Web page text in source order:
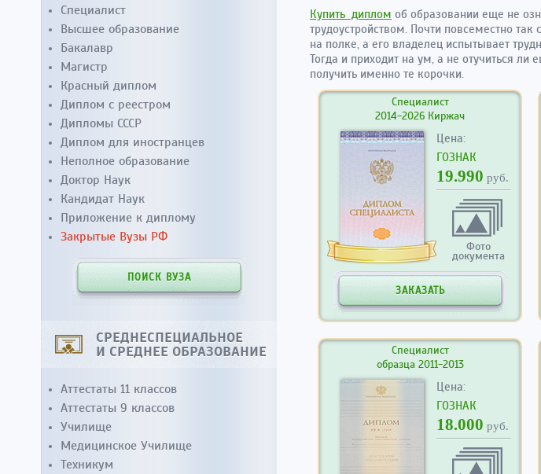
Купить диплом об образовании еще не
трудоустройством. Почти повсеместно
на полке, а его владелец испытывает
Тогда и приходит на ум, а не отучиться
получить именно те корочки.
Специалист
2014-2026 Киржач
Цена:
ГОЗНАК
19.990 руб.
Фото
документа
ЗАКАЗАТЬ
Специалист
образца 2011-2013
Цена:
ГОЗНАК
18.000 руб.
Специалист
Высшее образование
Бакалавр
Магистр
Красный диплом
Диплом с реестром
Дипломы СССР
Диплом для иностранцев
Неполное образование
Доктор Наук
Кандидат Наук
Приложение к диплому
Закрытые Вузы РФ
ПОИСК ВУЗА
СРЕДНЕСПЕЦИАЛЬНОЕ
И СРЕДНЕЕ ОБРАЗОВАНИЕ
Аттестаты 11 классов
Аттестаты 9 классов
Училище
Медицинское Училище
Техникум